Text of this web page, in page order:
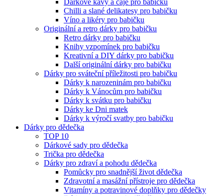
Dárkové kávy a čaje pro babičku
Chilli a slané delikatesy pro babičku
Víno a likéry pro babičku
Originální a retro dárky pro babičku
Retro dárky pro babičku
Knihy vzpomínek pro babičku
Kreativní a DIY dárky pro babičku
Další originální dárky pro babičku
Dárky pro sváteční příležitosti pro babičku
Dárky k narozeninám pro babičku
Dárky k Vánocům pro babičku
Dárky k svátku pro babičku
Dárky ke Dni matek
Dárky k výročí svatby pro babičku
Dárky pro dědečka
TOP 10
Dárkové sady pro dědečka
Trička pro dědečka
Dárky pro zdraví a pohodu dědečka
Pomůcky pro snadnější život dědečka
Zdravotní a masážní přístroje pro dědečka
Vitamíny a potravinové doplňky pro dědečky